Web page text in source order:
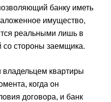
банку иметь
имущество,
реальными лишь в
со стороны заемщика.
квартиры
когда он
договора, и банк